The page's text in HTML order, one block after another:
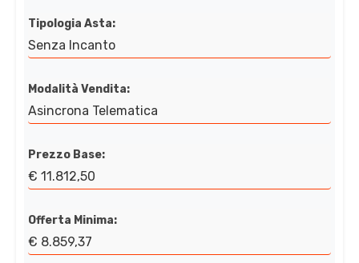
Tipologia Asta:
Senza Incanto
Modalità Vendita:
Asincrona Telematica
Prezzo Base:
€ 11.812,50
Offerta Minima:
€ 8.859,37